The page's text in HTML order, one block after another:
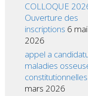
COLLOQUE
Ouverture des
inscriptions 6 mai
2026
appel a
maladies
constitutionnelles
mars 2026